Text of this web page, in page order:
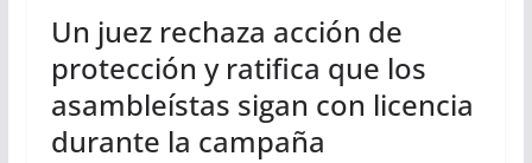
Un juez rechaza acción de
protección y ratifica que los
asambleístas sigan con licencia
durante la campaña